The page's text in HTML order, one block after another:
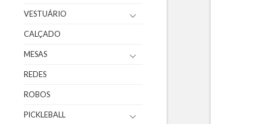
VESTUÁRIO
CALÇADO
MESAS
REDES
ROBOS
PICKLEBALL